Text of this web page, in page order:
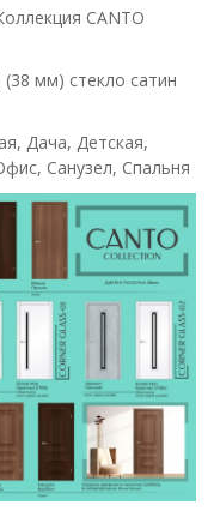
CANTO
(38 мм) стекло сатин
Дача, Детская,
Санузел, Спальня